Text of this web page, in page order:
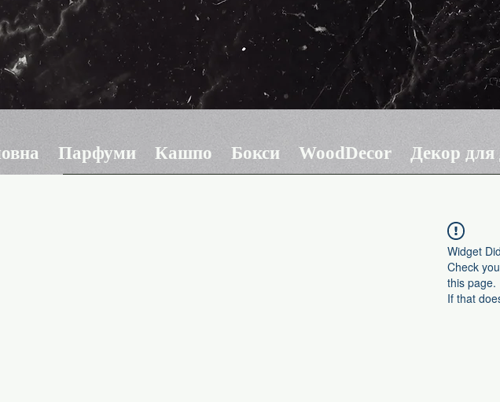
Парфуми Кашпо Бокси WoodDecor Декор для
Widget
Check
this page.
If that